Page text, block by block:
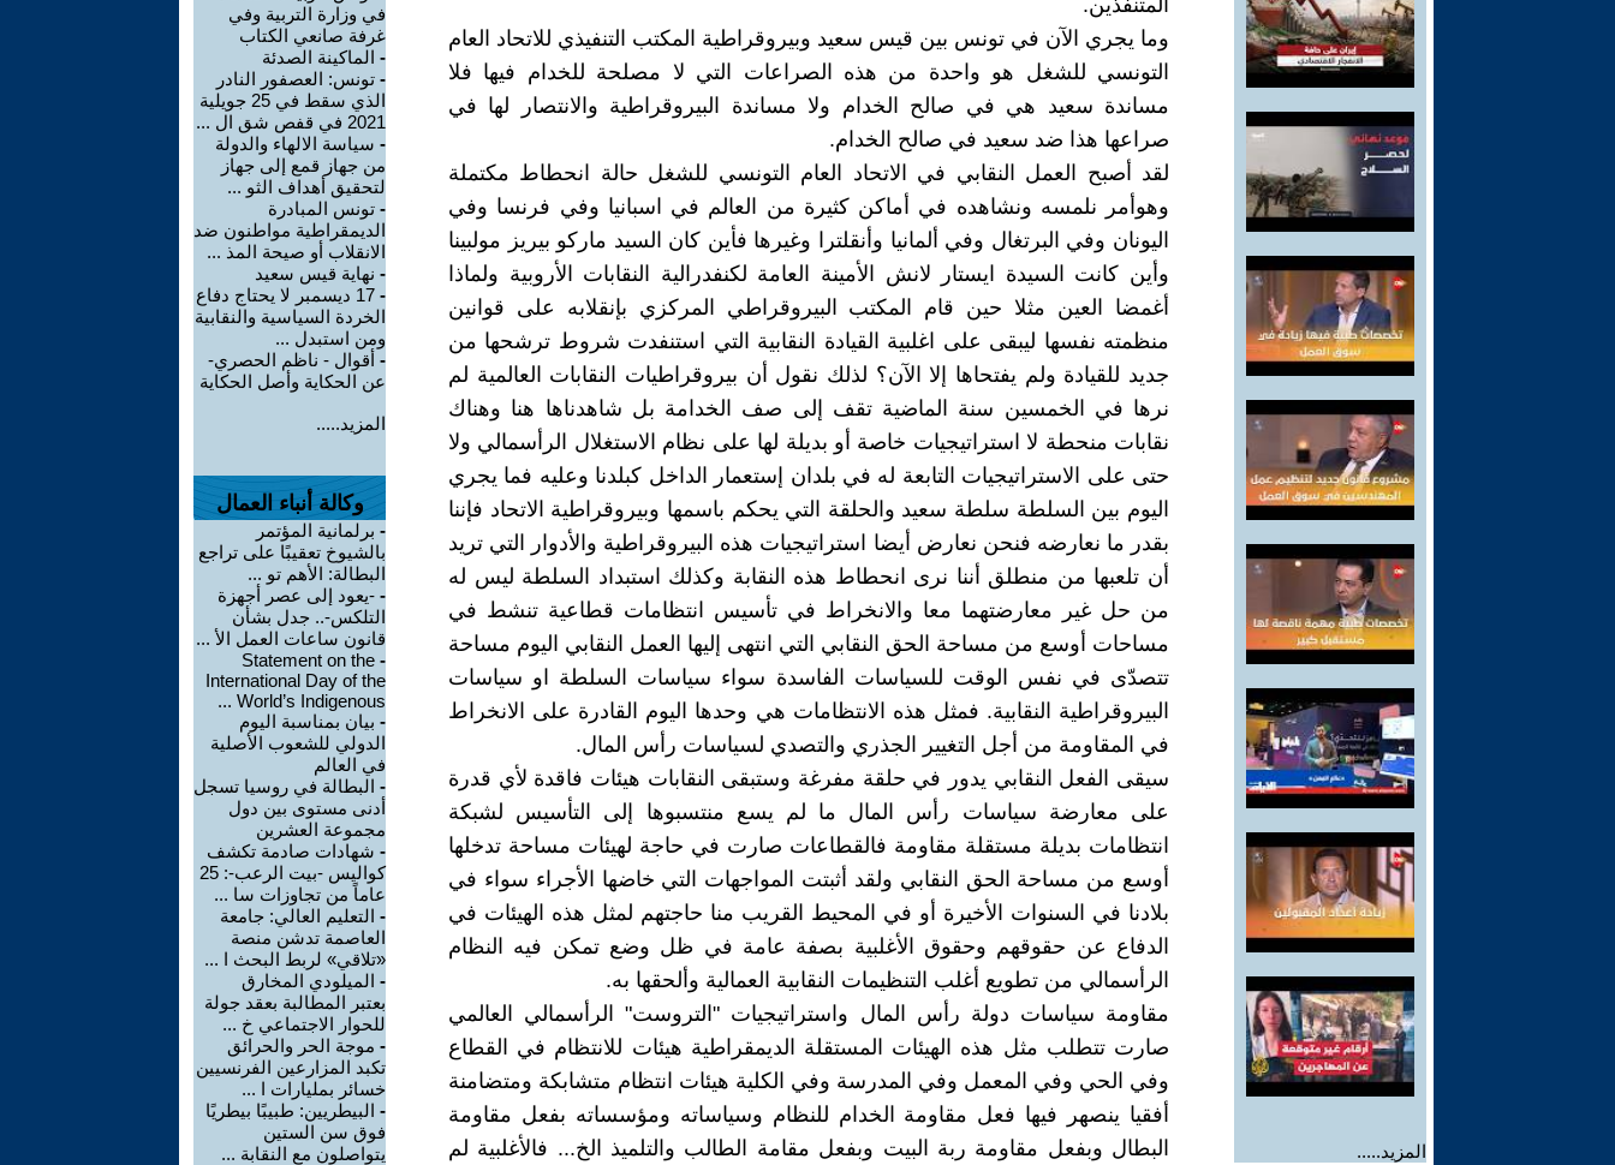
المزيد.....
المتنفذين.
وما يجري الآن في تونس بين قيس سعيد وبيروقراطية المكتب التنفيذي للاتحاد العام
التونسي للشغل هو واحدة من هذه الصراعات التي لا مصلحة للخدام فيها فلا
مساندة سعيد هي في صالح الخدام ولا مساندة البيروقراطية والانتصار لها في
صراعها هذا ضد سعيد في صالح الخدام.
لقد أصبح العمل النقابي في الاتحاد العام التونسي للشغل حالة انحطاط مكتملة
وهوأمر نلمسه ونشاهده في أماكن كثيرة من العالم في اسبانيا وفي فرنسا وفي
اليونان وفي البرتغال وفي ألمانيا وأنقلترا وغيرها فأين كان السيد ماركو بيريز مولبينا
وأين كانت السيدة ايستار لانش الأمينة العامة لكنفدرالية النقابات الأروبية ولماذا
أغمضا العين مثلا حين قام المكتب البيروقراطي المركزي بإنقلابه على قوانين
منظمته نفسها ليبقى على اغلبية القيادة النقابية التي استنفدت شروط ترشحها من
جديد للقيادة ولم يفتحاها إلا الآن؟ لذلك نقول أن بيروقراطيات النقابات العالمية لم
نرها في الخمسين سنة الماضية تقف إلى صف الخدامة بل شاهدناها هنا وهناك
نقابات منحطة لا استراتيجيات خاصة أو بديلة لها على نظام الاستغلال الرأسمالي ولا
حتى على الاستراتيجيات التابعة له في بلدان إستعمار الداخل كبلدنا وعليه فما يجري
اليوم بين السلطة سلطة سعيد والحلقة التي يحكم باسمها وبيروقراطية الاتحاد فإننا
بقدر ما نعارضه فنحن نعارض أيضا استراتيجيات هذه البيروقراطية والأدوار التي تريد
أن تلعبها من منطلق أننا نرى انحطاط هذه النقابة وكذلك استبداد السلطة ليس له
من حل غير معارضتهما معا والانخراط في تأسيس انتظامات قطاعية تنشط في
مساحات أوسع من مساحة الحق النقابي التي انتهى إليها العمل النقابي اليوم مساحة
تتصدّى في نفس الوقت للسياسات الفاسدة سواء سياسات السلطة او سياسات
البيروقراطية النقابية. فمثل هذه الانتظامات هي وحدها اليوم القادرة على الانخراط
في المقاومة من أجل التغيير الجذري والتصدي لسياسات رأس المال.
سيقى الفعل النقابي يدور في حلقة مفرغة وستبقى النقابات هيئات فاقدة لأي قدرة
على معارضة سياسات رأس المال ما لم يسع منتسبوها إلى التأسيس لشبكة
انتظامات بديلة مستقلة مقاومة فالقطاعات صارت في حاجة لهيئات مساحة تدخلها
أوسع من مساحة الحق النقابي ولقد أثبتت المواجهات التي خاضها الأجراء سواء في
بلادنا في السنوات الأخيرة أو في المحيط القريب منا حاجتهم لمثل هذه الهيئات في
الدفاع عن حقوقهم وحقوق الأغلبية بصفة عامة في ظل وضع تمكن فيه النظام
الرأسمالي من تطويع أغلب التنظيمات النقابية العمالية وألحقها به.
مقاومة سياسات دولة رأس المال واستراتيجيات "التروست" الرأسمالي العالمي
صارت تتطلب مثل هذه الهيئات المستقلة الديمقراطية هيئات للانتظام في القطاع
وفي الحي وفي المعمل وفي المدرسة وفي الكلية هيئات انتظام متشابكة ومتضامنة
أفقيا ينصهر فيها فعل مقاومة الخدام للنظام وسياساته ومؤسساته بفعل مقاومة
البطال وبفعل مقاومة ربة البيت وبفعل مقامة الطالب والتلميذ الخ... فالأغلبية لم
في وزارة التربية وفي
غرفة صانعي الكتاب
- الماكينة الصدئة
- تونس: العصفور النادر
الذي سقط في 25 جويلية
2021 في قفص شق ال ...
- سياسة الالهاء والدولة
من جهاز قمع إلى جهاز
لتحقيق أهداف الثو ...
- تونس المبادرة
الديمقراطية مواطنون ضد
الانقلاب أو صيحة المذ ...
- نهاية قيس سعيد
-
17 ديسمبر لا يحتاج دفاع
الخردة السياسية والنقابية
ومن استبدل ...
- أقوال - ناظم الحصري-
عن الحكاية وأصل الحكاية
المزيد.....
وكالة أنباء العمال
- برلمانية المؤتمر
بالشيوخ تعقيبًا على تراجع
البطالة: الأهم تو ...
- -يعود إلى عصر أجهزة
التلكس-.. جدل بشأن
قانون ساعات العمل الأ ...
-
Statement on the
International Day of the
World’s Indigenous ...
- بيان بمناسبة اليوم
الدولي للشعوب الأصلية
في العالم
- البطالة في روسيا تسجل
أدنى مستوى بين دول
مجموعة العشرين
- شهادات صادمة تكشف
كواليس -بيت الرعب-: 25
عاماً من تجاوزات سا ...
- التعليم العالي: جامعة
العاصمة تدشن منصة
«تلاقي» لربط البحث ا ...
- الميلودي المخارق
بعتبر المطالبة بعقد جولة
للحوار الاجتماعي خ ...
- موجة الحر والحرائق
تكبد المزارعين الفرنسيين
خسائر بمليارات ا ...
- البيطريين: طبيبًا بيطريًا
فوق سن الستين
يتواصلون مع النقابة ...